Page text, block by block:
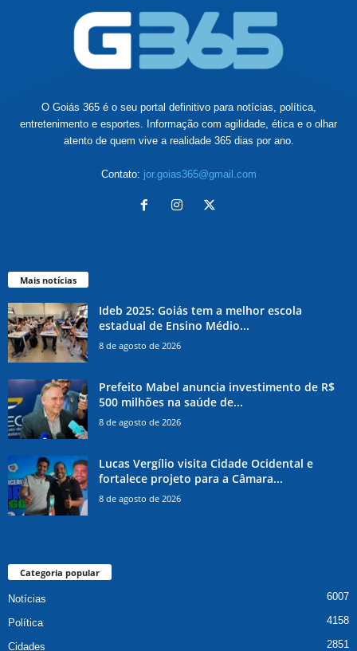
O Goiás 365 é o seu portal definitivo para notícias, política,
entretenimento e esportes. Informação com agilidade, ética e o olhar
atento de quem vive a realidade 365 dias por ano.
Contato: jor.goias365@gmail.com
Mais notícias
Ideb 2025: Goiás tem a melhor escola
estadual de Ensino Médio...
8 de agosto de 2026
Prefeito Mabel anuncia investimento de R$
500 milhões na saúde de...
8 de agosto de 2026
Lucas Vergílio visita Cidade Ocidental e
fortalece projeto para a Câmara...
8 de agosto de 2026
Categoria popular
Notícias 6007
Política 4158
Cidades 2851